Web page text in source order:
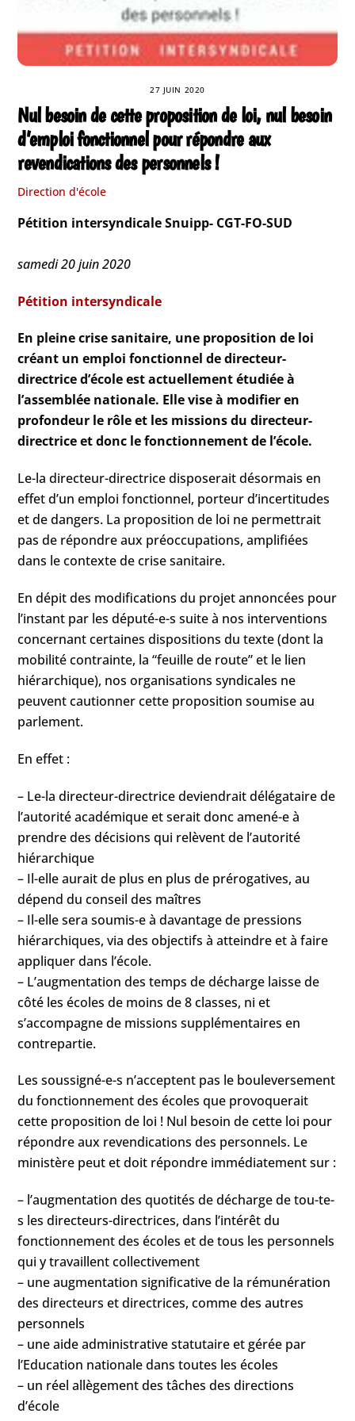
27 JUIN 2020
Nul besoin de cette proposition de loi, nul besoin
d’emploi fonctionnel pour répondre aux
revendications des personnels !
Direction d'école
Pétition intersyndicale Snuipp- CGT-FO-SUD
samedi 20 juin 2020
Pétition intersyndicale
En pleine crise sanitaire, une proposition de loi
créant un emploi fonctionnel de directeur-
directrice d’école est actuellement étudiée à
l’assemblée nationale. Elle vise à modifier en
profondeur le rôle et les missions du directeur-
directrice et donc le fonctionnement de l’école.
Le-la directeur-directrice disposerait désormais en
effet d’un emploi fonctionnel, porteur d’incertitudes
et de dangers. La proposition de loi ne permettrait
pas de répondre aux préoccupations, amplifiées
dans le contexte de crise sanitaire.
En dépit des modifications du projet annoncées pour
l’instant par les député-e-s suite à nos interventions
concernant certaines dispositions du texte (dont la
mobilité contrainte, la “feuille de route” et le lien
hiérarchique), nos organisations syndicales ne
peuvent cautionner cette proposition soumise au
parlement.
En effet :
– Le-la directeur-directrice deviendrait délégataire de
l’autorité académique et serait donc amené-e à
prendre des décisions qui relèvent de l’autorité
hiérarchique
– Il-elle aurait de plus en plus de prérogatives, au
dépend du conseil des maîtres
– Il-elle sera soumis-e à davantage de pressions
hiérarchiques, via des objectifs à atteindre et à faire
appliquer dans l’école.
– L’augmentation des temps de décharge laisse de
côté les écoles de moins de 8 classes, ni et
s’accompagne de missions supplémentaires en
contrepartie.
Les soussigné-e-s n’acceptent pas le bouleversement
du fonctionnement des écoles que provoquerait
cette proposition de loi ! Nul besoin de cette loi pour
répondre aux revendications des personnels. Le
ministère peut et doit répondre immédiatement sur :
– l’augmentation des quotités de décharge de tou-te-
s les directeurs-directrices, dans l’intérêt du
fonctionnement des écoles et de tous les personnels
qui y travaillent collectivement
– une augmentation significative de la rémunération
des directeurs et directrices, comme des autres
personnels
– une aide administrative statutaire et gérée par
l’Education nationale dans toutes les écoles
– un réel allègement des tâches des directions
d’école